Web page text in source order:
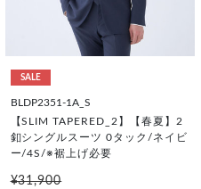
SALE
BLDP2351-1A_S
【SLIM TAPERED_2】【春夏】2
釦シングルスーツ 0タック/ネイビ
ー/4S/※裾上げ必要
¥31,900